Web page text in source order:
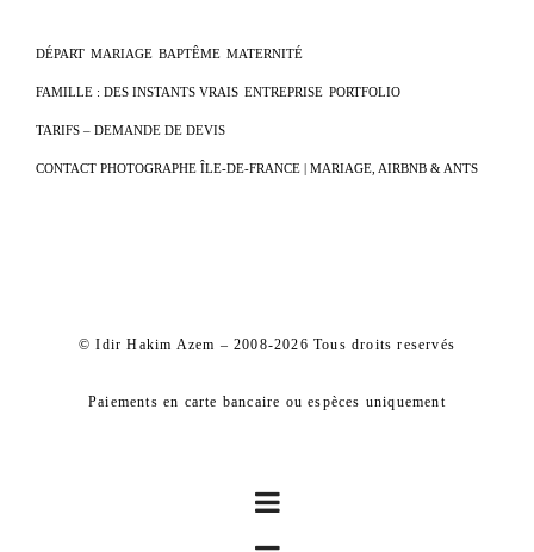
DÉPART MARIAGE BAPTÊME MATERNITÉ
FAMILLE : DES INSTANTS VRAIS ENTREPRISE PORTFOLIO
TARIFS – DEMANDE DE DEVIS
CONTACT PHOTOGRAPHE ÎLE-DE-FRANCE | MARIAGE, AIRBNB & ANTS
© Idir Hakim Azem – 2008-2026 Tous droits reservés
Paiements en carte bancaire ou espèces uniquement